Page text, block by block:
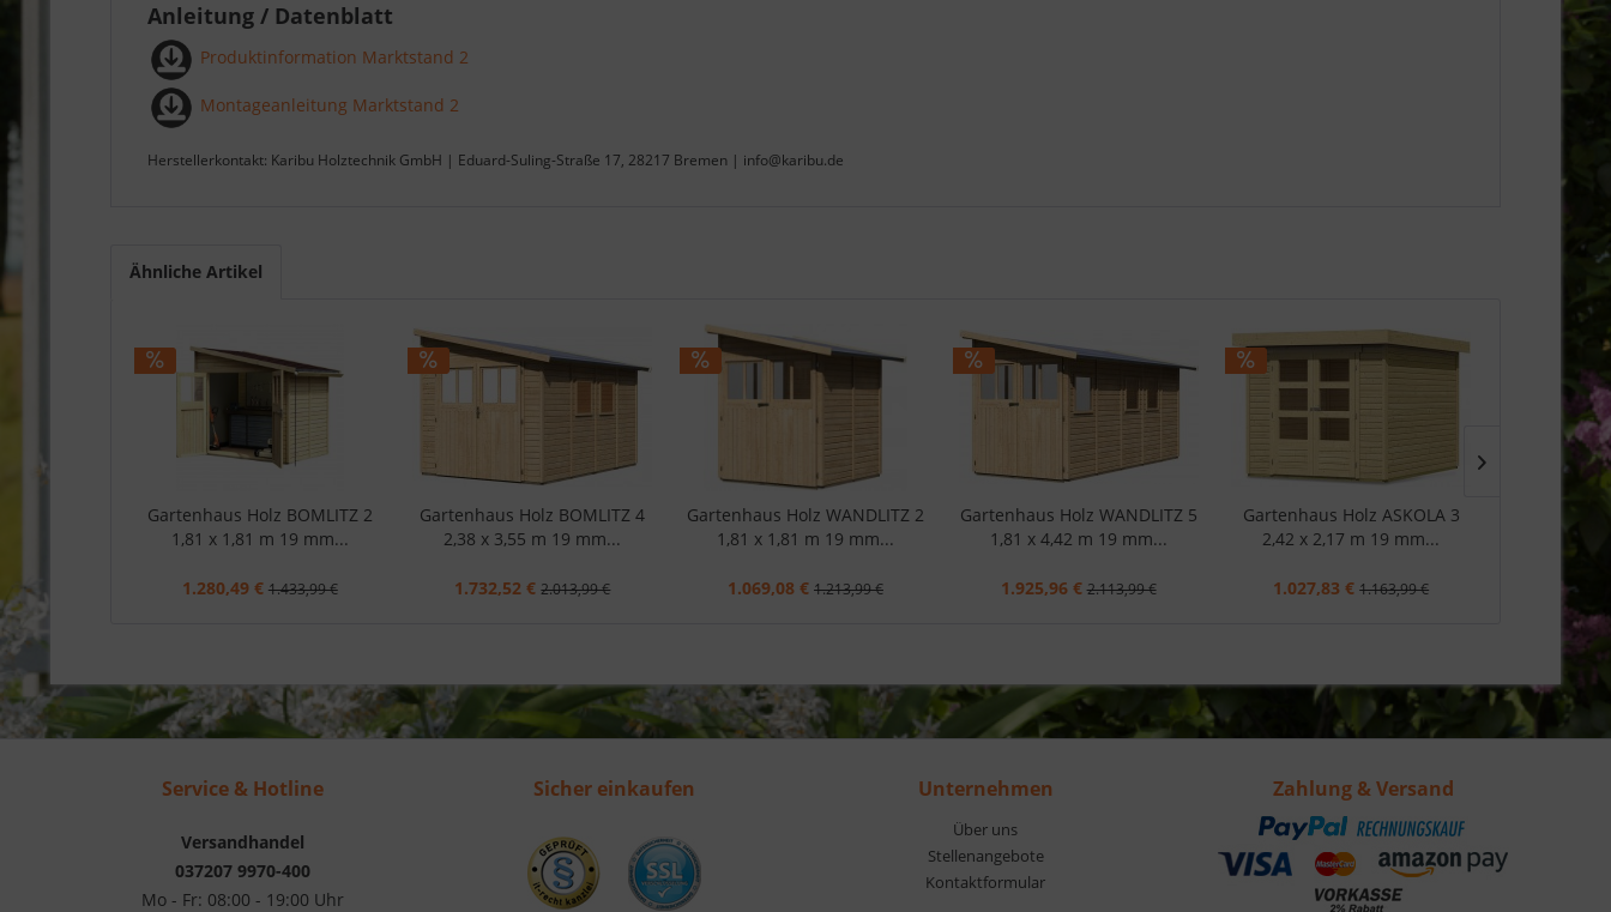
Anleitung / Datenblatt
Produktinformation Marktstand 2
Montageanleitung Marktstand 2
Herstellerkontakt: Karibu Holztechnik GmbH | Eduard-Suling-Straße 17, 28217 Bremen | info@karibu.de
Ähnliche Artikel
Gartenhaus Holz BOMLITZ 2
1,81 x 1,81 m 19 mm...
1.280,49 € 1.433,99 €
Gartenhaus Holz BOMLITZ 4
2,38 x 3,55 m 19 mm...
1.732,52 € 2.013,99 €
Gartenhaus Holz WANDLITZ 2
1,81 x 1,81 m 19 mm...
1.069,08 € 1.213,99 €
Gartenhaus Holz WANDLITZ 5
1,81 x 4,42 m 19 mm...
1.925,96 € 2.113,99 €
Gartenhaus Holz ASKOLA 3
2,42 x 2,17 m 19 mm...
1.027,83 € 1.163,99 €
Service & Hotline
Versandhandel
037207 9970-400
Mo - Fr: 08:00 - 19:00 Uhr
Sicher einkaufen Unternehmen
Über uns
Stellenangebote
Kontaktformular
Zahlung & Versand